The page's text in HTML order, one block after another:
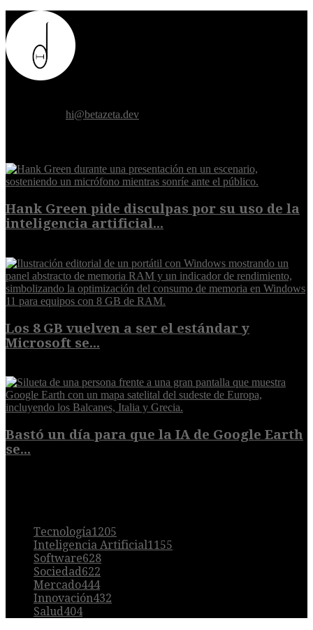
hi@betazeta.dev
Hank Green pide disculpas por su uso de la
inteligencia artificial...
Los 8 GB vuelven a ser el estándar y
Microsoft se...
Bastó un día para que la IA de Google Earth
se...
Tecnología1205
Inteligencia Artificial1155
Software628
Sociedad622
Mercado444
Innovación432
Salud404